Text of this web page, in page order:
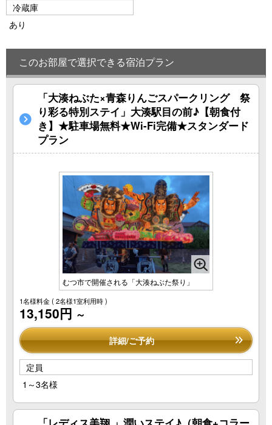
冷蔵庫
あり
このお部屋で選択できる宿泊プラン
「大湊ねぶた×青森りんごスパークリング 祭
り彩る特別ステイ」大湊駅目の前♪【朝食付
き】★駐車場無料★Wi-Fi完備★スタンダード
プラン
むつ市で開催される「大湊ねぶた祭り」
1名様料金( 2名様1室利用時 )
13,150円 ～
詳細/ご予約
定員
1～3名様